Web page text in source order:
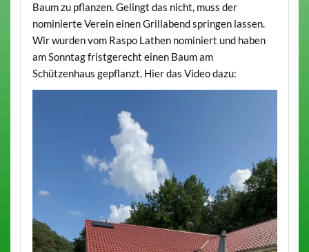
Baum zu pflanzen. Gelingt das nicht, muss der
nominierte Verein einen Grillabend springen lassen.
Wir wurden vom Raspo Lathen nominiert und haben
am Sonntag fristgerecht einen Baum am
Schützenhaus gepflanzt. Hier das Video dazu: